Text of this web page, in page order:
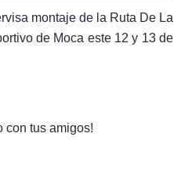
montaje de la Ruta De La
de Moca este 12 y 13 de
con tus amigos!